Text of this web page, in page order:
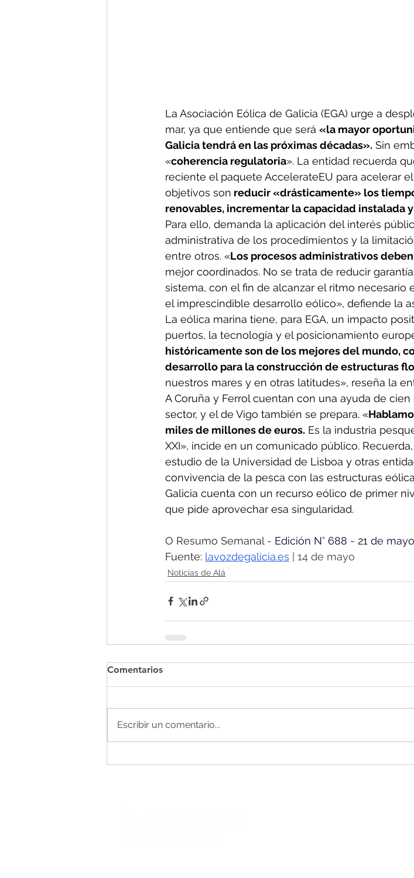
La Asociación Eólica de Galicia (EGA) urge a
mar, ya que entiende que será «la mayor
Galicia tendrá en las próximas décadas». Sin
«coherencia regulatoria». La entidad recuerda
reciente el paquete AccelerateEU para acelerar
objetivos son reducir «drásticamente» los
renovables, incrementar la capacidad instalada
Para ello, demanda la aplicación del interés
administrativa de los procedimientos y la
entre otros. «Los procesos administrativos
mejor coordinados. No se trata de reducir
sistema, con el fin de alcanzar el ritmo
el imprescindible desarrollo eólico», defiende la
La eólica marina tiene, para EGA, un impacto
puertos, la tecnología y el posicionamiento
históricamente son de los mejores del mundo,
desarrollo para la construcción de estructuras
nuestros mares y en otras latitudes», reseña la
A Coruña y Ferrol cuentan con una ayuda de
sector, y el de Vigo también se prepara. «
miles de millones de euros. Es la industria
XXI», incide en un comunicado público.
estudio de la Universidad de Lisboa y otras
convivencia de la pesca con las estructuras
Galicia cuenta con un recurso eólico de primer
que pide aprovechar esa singularidad.
O Resumo Semanal - Edición N° 688 - 21 de
Fuente: lavozdegalicia.es | 14 de mayo
Noticias de Alá
Comentarios
Escribir un comentario...